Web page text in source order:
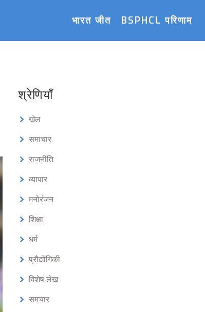
भारत जीत BSPHCL परिणाम
श्रेणियाँ
खेल
समाचार
राजनीति
व्यापार
मनोरंजन
शिक्षा
धर्म
प्रौद्योगिकी
विशेष लेख
समचार